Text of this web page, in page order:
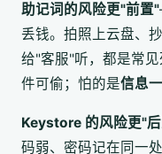
助记词的风险更"前置"
丢钱。拍照上云盘、
给"客服"听，都是常
件可偷；怕的是信息
Keystore 的风险更"
码弱、密码记在同一